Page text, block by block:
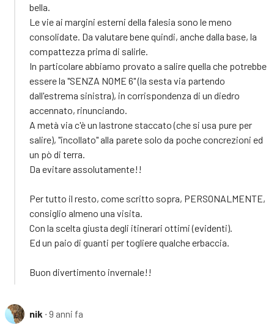
bella.
Le vie ai margini esterni della falesia sono le meno
consolidate. Da valutare bene quindi, anche dalla base, la
compattezza prima di salirle.
In particolare abbiamo provato a salire quella che potrebbe
essere la "SENZA NOME 6" (la sesta via partendo
dall'estrema sinistra), in corrispondenza di un diedro
accennato, rinunciando.
A metà via c'è un lastrone staccato (che si usa pure per
salire), "incollato" alla parete solo da poche concrezioni ed
un pò di terra.
Da evitare assolutamente!!
Per tutto il resto, come scritto sopra, PERSONALMENTE,
consiglio almeno una visita.
Con la scelta giusta degli itinerari ottimi (evidenti).
Ed un paio di guanti per togliere qualche erbaccia.
Buon divertimento invernale!!
nik ∙ 9 anni fa